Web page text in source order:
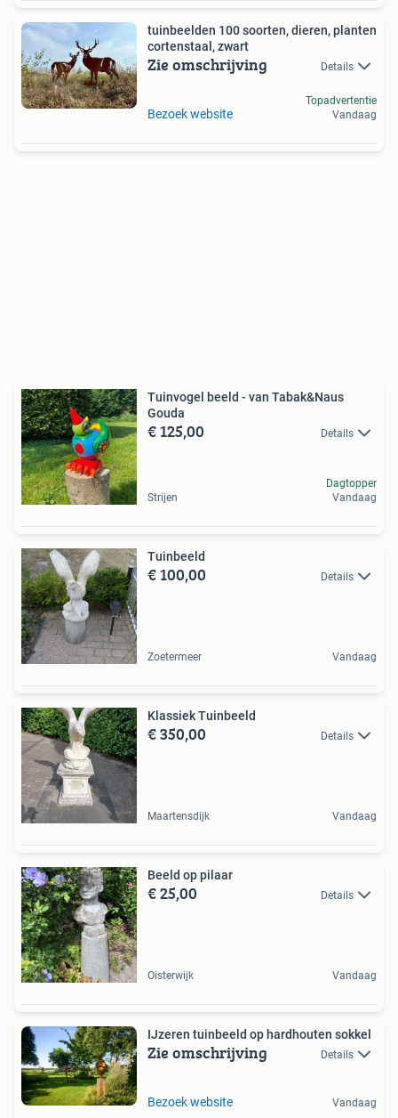
tuinbeelden 100 soorten, dieren, planten
cortenstaal, zwart
Zie omschrijving Details
Bezoek website
Topadvertentie
Vandaag
Tuinvogel beeld - van Tabak&Naus
Gouda
€ 125,00 Details
Strijen
Dagtopper
Vandaag
Tuinbeeld
€ 100,00 Details
Zoetermeer Vandaag
Klassiek Tuinbeeld
€ 350,00 Details
Maartensdijk Vandaag
Beeld op pilaar
€ 25,00 Details
Oisterwijk Vandaag
IJzeren tuinbeeld op hardhouten sokkel
Zie omschrijving Details
Bezoek website Vandaag